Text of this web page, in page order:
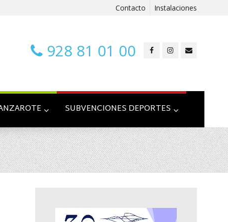
Contacto Instalaciones
928 81 01 00
SUBVENCIONES DEPORTES